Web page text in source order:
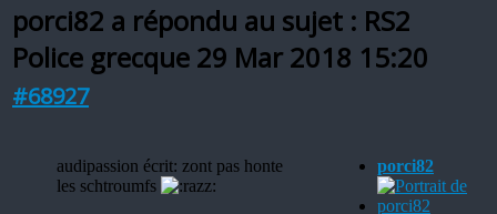
porci82 a répondu au sujet : RS2
Police grecque 29 Mar 2018 15:20
#68927
audipassion écrit: zont pas honte
les schtroumfs
porci82